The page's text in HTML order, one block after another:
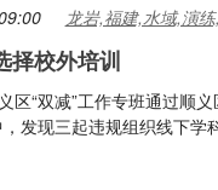
龙岩,福建,水域,演
择校外培训
“双减”工作专班通过顺
发现三起违规组织线下